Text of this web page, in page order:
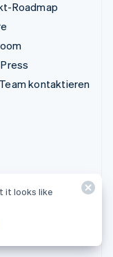
Roadmap
kontaktieren
it looks like